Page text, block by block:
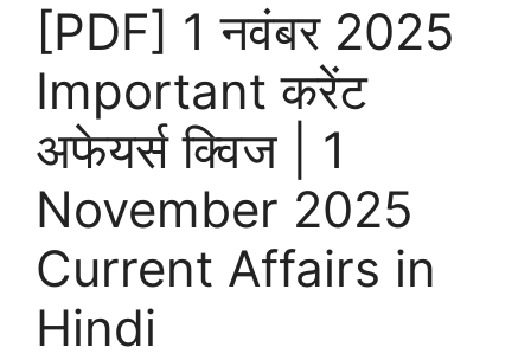
[PDF] 1 नवंबर 2025
Important करेंट
अफेयर्स क्विज | 1
November 2025
Current Affairs in
Hindi